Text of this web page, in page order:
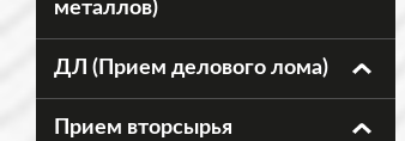
металлов)
ДЛ (Прием делового лома)
Прием вторсырья